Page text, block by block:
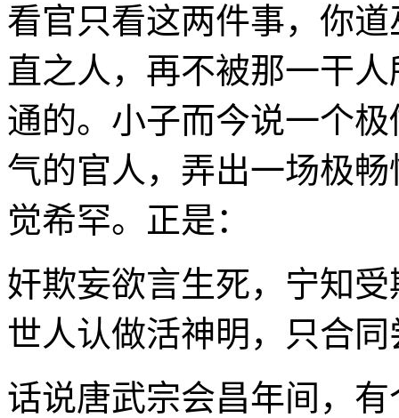
看官只看这两件事，你
直之人，再不被那一干
通的。小子而今说一个
气的官人，弄出一场极
觉希罕。正是：
奸欺妄欲言生死，宁知
世人认做活神明，只合
话说唐武宗会昌年间，